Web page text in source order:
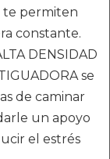
te permiten
constante.
DENSIDAD
se
de caminar
un apoyo
el estrés